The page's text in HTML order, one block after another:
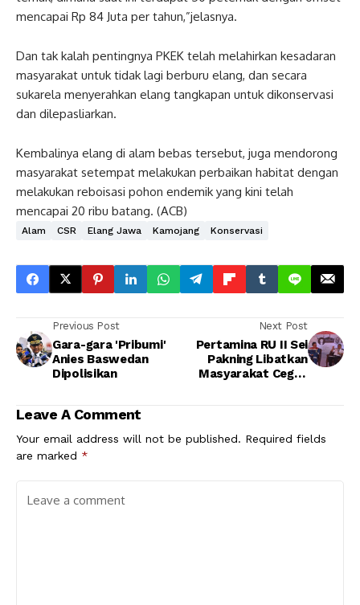
mencapai Rp 84 Juta per tahun,”jelasnya.
Dan tak kalah pentingnya PKEK telah melahirkan kesadaran
masyarakat untuk tidak lagi berburu elang, dan secara
sukarela menyerahkan elang tangkapan untuk dikonservasi
dan dilepasliarkan.
Kembalinya elang di alam bebas tersebut, juga mendorong
masyarakat setempat melakukan perbaikan habitat dengan
melakukan reboisasi pohon endemik yang kini telah
mencapai 20 ribu batang. (ACB)
Alam CSR Elang Jawa Kamojang Konservasi
Previous Post
Gara-gara 'Pribumi'
Anies Baswedan
Dipolisikan
Next Post
Pertamina RU II Sei
Pakning Libatkan
Masyarakat Cegah
Leave A Comment
Your email address will not be published. Required fields
are marked *